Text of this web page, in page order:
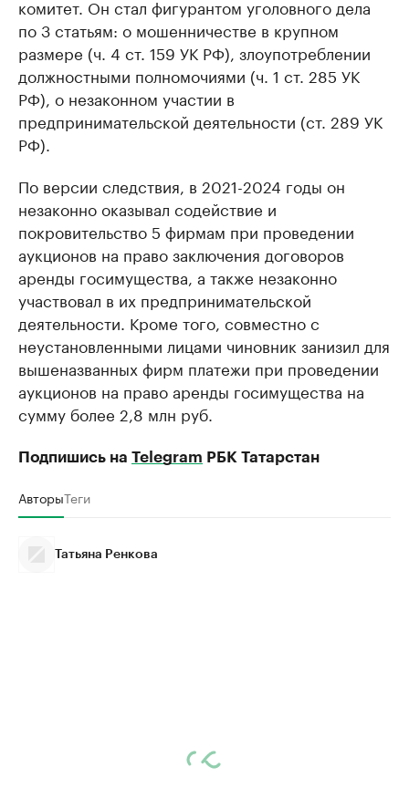
комитет. Он стал фигурантом уголовного дела
по 3 статьям: о мошенничестве в крупном
размере (ч. 4 ст. 159 УК РФ), злоупотреблении
должностными полномочиями (ч. 1 ст. 285 УК
РФ), о незаконном участии в
предпринимательской деятельности (ст. 289 УК
РФ).
По версии следствия, в 2021-2024 годы он
незаконно оказывал содействие и
покровительство 5 фирмам при проведении
аукционов на право заключения договоров
аренды госимущества, а также незаконно
участвовал в их предпринимательской
деятельности. Кроме того, совместно с
неустановленными лицами чиновник занизил для
вышеназванных фирм платежи при проведении
аукционов на право аренды госимущества на
сумму более 2,8 млн руб.
Подпишись на Telegram РБК Татарстан
АвторыТеги
Татьяна Ренкова